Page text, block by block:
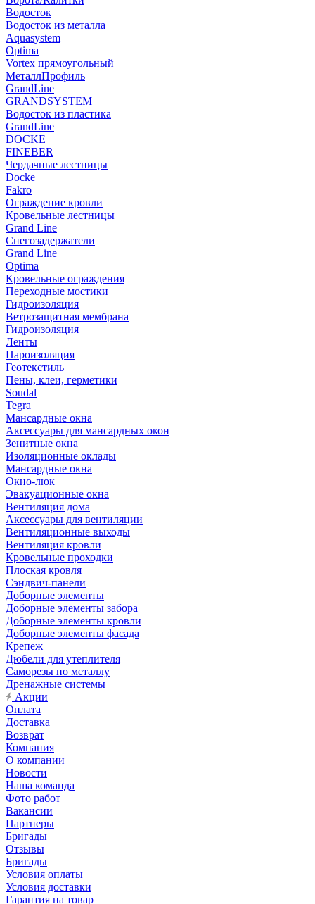
Водосток
Водосток из металла
Aquasystem
Optima
Vortex прямоугольный
МеталлПрофиль
GrandLine
GRANDSYSTEM
Водосток из пластика
GrandLine
DOCKE
FINEBER
Чердачные лестницы
Docke
Fakro
Ограждение кровли
Кровельные лестницы
Grand Line
Снегозадержатели
Grand Line
Optima
Кровельные ограждения
Переходные мостики
Гидроизоляция
Ветрозащитная мембрана
Гидроизоляция
Ленты
Пароизоляция
Геотекстиль
Пены, клеи, герметики
Soudal
Tegra
Мансардные окна
Аксессуары для мансардных окон
Зенитные окна
Изоляционные оклады
Мансардные окна
Окно-люк
Эвакуационные окна
Вентиляция дома
Аксессуары для вентиляции
Вентиляционные выходы
Вентиляция кровли
Кровельные проходки
Плоская кровля
Сэндвич-панели
Доборные элементы
Доборные элементы забора
Доборные элементы кровли
Доборные элементы фасада
Крепеж
Дюбели для утеплителя
Саморезы по металлу
Дренажные системы
Акции
Оплата
Доставка
Возврат
Компания
О компании
Новости
Наша команда
Фото работ
Вакансии
Партнеры
Бригады
Отзывы
Бригады
Условия оплаты
Условия доставки
Гарантия на товар